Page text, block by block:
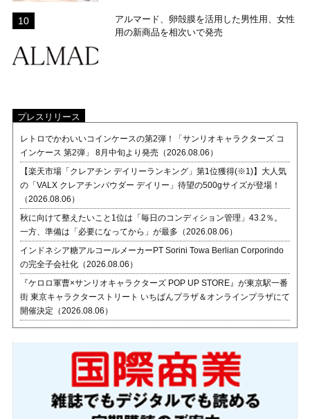
アルマード、卵殻膜を活用した男性用、女性
用の新商品を相次いで発売
プレスリリース
レトロでかわいいコインケースの第2弾！「サンリオキャラクターズ コ
インケース 第2弾」 8月中旬より発売（2026.08.06）
【楽天市場「クレアチン デイリーランキング」第1位獲得(※1)】大人気
の「VALX クレアチンパウダー デイリー」待望の500gサイズが登場！
（2026.08.06）
秋に向けて整えたいこと1位は「毎日のコンディション管理」43.2％。
一方、準備は「必要になってから」が最多（2026.08.06）
インドネシア糖アルコールメーカーPT Sorini Towa Berlian Corporindo
の完全子会社化（2026.08.06）
『ケロロ軍曹×サンリオキャラクターズ POP UP STORE』が東京駅一番
街 東京キャラクターストリート いちばんプラザ＆オンラインプラザにて
開催決定（2026.08.06）